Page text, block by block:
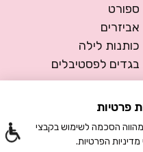
ספורט
אביזרים
כותנות לילה
בגדים לפסטיבלים
פרטיות
הסכמה לשימוש בקבצי